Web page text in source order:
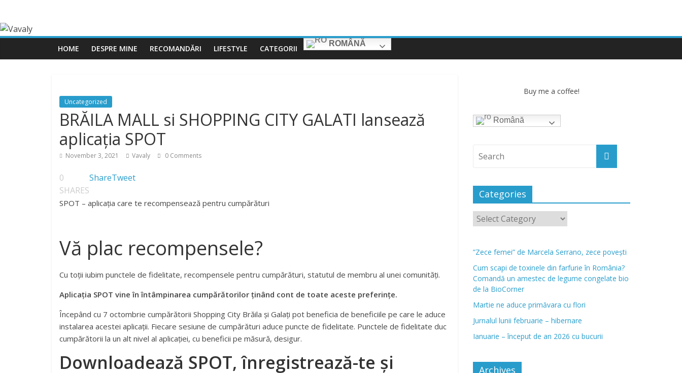
HOME DESPRE MINE RECOMANDĂRI LIFESTYLE CATEGORII
ROMÂNĂ
Uncategorized
BRĂILA MALL si SHOPPING CITY GALATI lansează
aplicația SPOT
November 3, 2021 Vavaly 0 Comments
0
SHARES
ShareTweet
SPOT – aplicația care te recompensează pentru cumpărături
Vă plac recompensele?
Cu toții iubim punctele de fidelitate, recompensele pentru cumpărături, statutul de membru al unei comunități.
Aplicația SPOT vine în întâmpinarea cumpărătorilor ținând cont de toate aceste preferințe.
Începând cu 7 octombrie cumpărătorii Shopping City Brăila și Galați pot beneficia de beneficiile pe care le aduce
instalarea acestei aplicații. Fiecare sesiune de cumpărături aduce puncte de fidelitate. Punctele de fidelitate duc
cumpărătorii la un alt nivel al aplicației, cu beneficii pe măsură, desigur.
Downloadează SPOT, înregistrează-te și
Buy me a coffee!
Română
Categories
”Zece femei” de Marcela Serrano, zece povești
Cum scapi de toxinele din farfurie în România?
Comandă un amestec de legume congelate bio
de la BioCorner
Martie ne aduce primăvara cu flori
Jurnalul lunii februarie – hibernare
Ianuarie – început de an 2026 cu bucurii
Archives